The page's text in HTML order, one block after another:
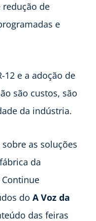
redução de
e
12 e a adoção de
são custos, são
da indústria.
as soluções
da
do A Voz da
das feiras